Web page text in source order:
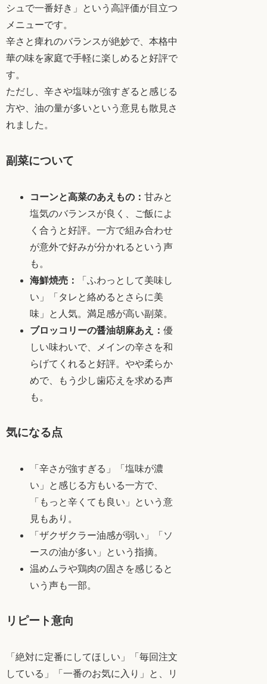
シュで一番好き」という高評価が目立つ
メニューです。
辛さと痺れのバランスが絶妙で、本格中
華の味を家庭で手軽に楽しめると好評で
す。
ただし、辛さや塩味が強すぎると感じる
方や、油の量が多いという意見も散見さ
れました。
副菜について
コーンと高菜のあえもの：甘みと
塩気のバランスが良く、ご飯によ
く合うと好評。一方で組み合わせ
が意外で好みが分かれるという声
も。
海鮮焼売：
「ふわっとして美味し
い」「タレと絡めるとさらに美
味」と人気。満足感が高い副菜。
ブロッコリーの醤油胡麻あえ：優
しい味わいで、メインの辛さを和
らげてくれると好評。やや柔らか
めで、もう少し歯応えを求める声
も。
気になる点
「辛さが強すぎる」「塩味が濃
い」と感じる方もいる一方で、
「もっと辛くても良い」という意
見もあり。
「ザクザクラー油感が弱い」「ソ
ースの油が多い」という指摘。
温めムラや鶏肉の固さを感じると
いう声も一部。
リピート意向
「絶対に定番にしてほしい」「毎回注文
している」「一番のお気に入り」と、リ